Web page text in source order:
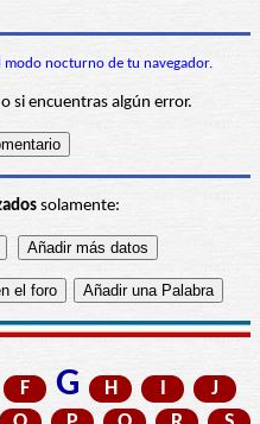
modo nocturno de tu navegador.
si encuentras algún error.
solamente:
F G H I
J